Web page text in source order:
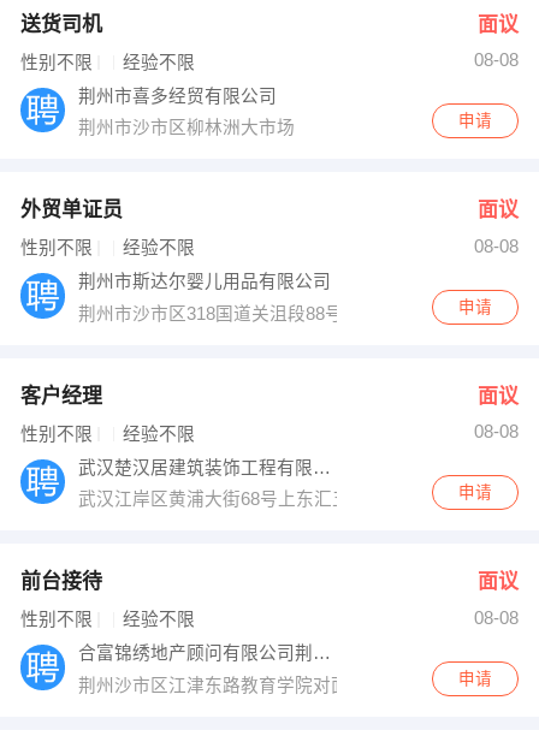
跟单
其他职位
送货司机 面议
性别不限 经验不限
08-08
荆州市喜多经贸有限公司
荆州市沙市区柳林洲大市场
申请
外贸单证员 面议
性别不限 经验不限
08-08
荆州市斯达尔婴儿用品有限公司
荆州市沙市区318国道关沮段88号
申请
客户经理 面议
性别不限 经验不限
08-08
武汉楚汉居建筑装饰工程有限公司
武汉江岸区黄浦大街68号上东汇五楼
申请
前台接待 面议
性别不限 经验不限
08-08
合富锦绣地产顾问有限公司荆州分公司
荆州沙市区江津东路教育学院对面（人信阳光青年城）
申请